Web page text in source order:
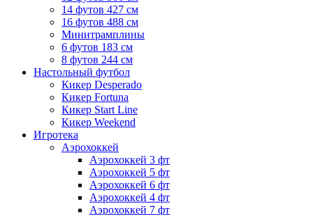
14 футов 427 см
16 футов 488 см
Минитрамплины
6 футов 183 см
8 футов 244 см
Настольный футбол
Кикер Desperado
Кикер Fortuna
Кикер Start Line
Кикер Weekend
Игротека
Аэрохоккей
Аэрохоккей 3 фт
Аэрохоккей 5 фт
Аэрохоккей 6 фт
Аэрохоккей 4 фт
Аэрохоккей 7 фт